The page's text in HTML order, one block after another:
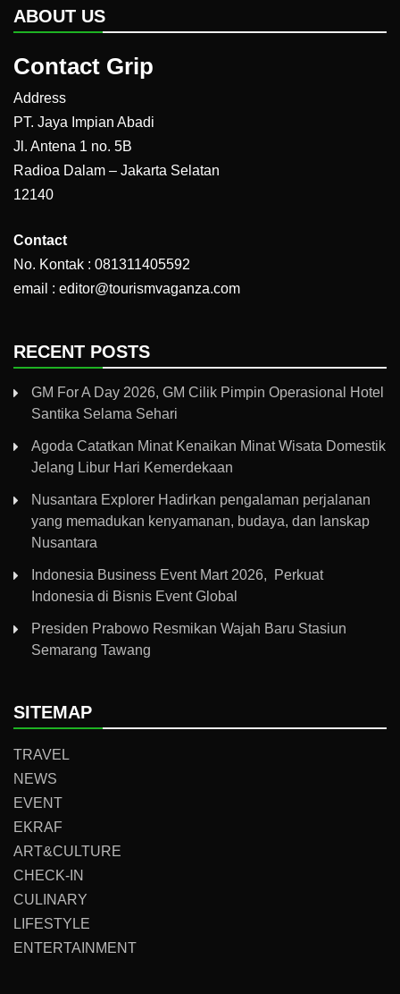
ABOUT US
Contact Grip
Address
PT. Jaya Impian Abadi
Jl. Antena 1 no. 5B
Radioa Dalam – Jakarta Selatan
12140
Contact
No. Kontak : 081311405592
email : editor@tourismvaganza.com
RECENT POSTS
GM For A Day 2026, GM Cilik Pimpin Operasional Hotel
Santika Selama Sehari
Agoda Catatkan Minat Kenaikan Minat Wisata Domestik
Jelang Libur Hari Kemerdekaan
Nusantara Explorer Hadirkan pengalaman perjalanan
yang memadukan kenyamanan, budaya, dan lanskap
Nusantara
Indonesia Business Event Mart 2026, Perkuat
Indonesia di Bisnis Event Global
Presiden Prabowo Resmikan Wajah Baru Stasiun
Semarang Tawang
SITEMAP
TRAVEL
NEWS
EVENT
EKRAF
ART&CULTURE
CHECK-IN
CULINARY
LIFESTYLE
ENTERTAINMENT